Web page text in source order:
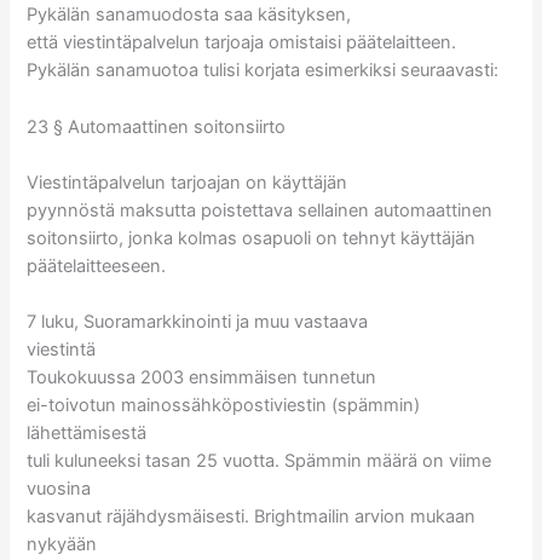
Pykälän sanamuodosta saa käsityksen,
että viestintäpalvelun tarjoaja omistaisi päätelaitteen.
Pykälän sanamuotoa tulisi korjata esimerkiksi seuraavasti:
23 § Automaattinen soitonsiirto
Viestintäpalvelun tarjoajan on käyttäjän
pyynnöstä maksutta poistettava sellainen automaattinen
soitonsiirto, jonka kolmas osapuoli on tehnyt käyttäjän
päätelaitteeseen.
7 luku, Suoramarkkinointi ja muu vastaava
viestintä
Toukokuussa 2003 ensimmäisen tunnetun
ei-toivotun mainossähköpostiviestin (spämmin)
lähettämisestä
tuli kuluneeksi tasan 25 vuotta. Spämmin määrä on viime
vuosina
kasvanut räjähdysmäisesti. Brightmailin arvion mukaan
nykyään